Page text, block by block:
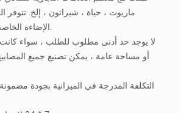
ماريوت ، حياة ، شيراتون ، إلخ. تتوفر
الإضاءة الخاصة بصناعة الفنادق.
أو مساحة عامة ، يمكن تصنيع جميع